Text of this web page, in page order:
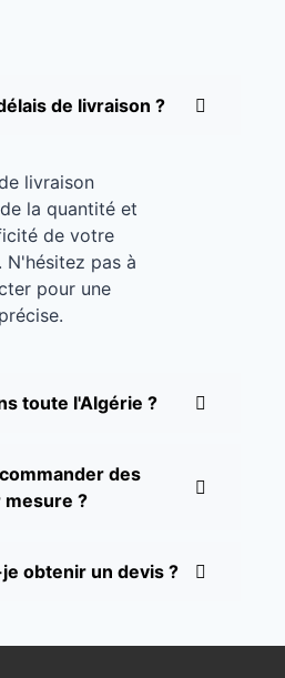
de livraison ?
livraison
la quantité et
de votre
N'hésitez pas à
pour une
toute l'Algérie ?
des
?
obtenir un devis ?